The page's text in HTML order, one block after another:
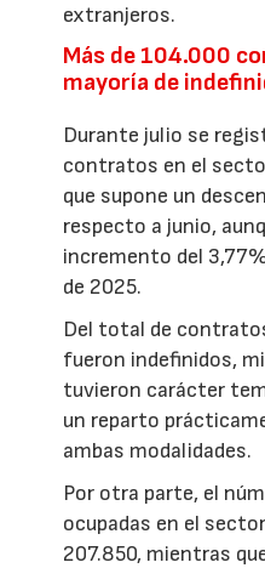
extranjeros.
Más de 104.000
mayoría de
Durante julio se
contratos en el
que supone un
respecto a junio,
incremento del
de 2025.
Del total de
fueron indefinidos,
tuvieron carácter
un reparto
ambas modalidades.
Por otra parte, el
ocupadas en el
207.850, mientras